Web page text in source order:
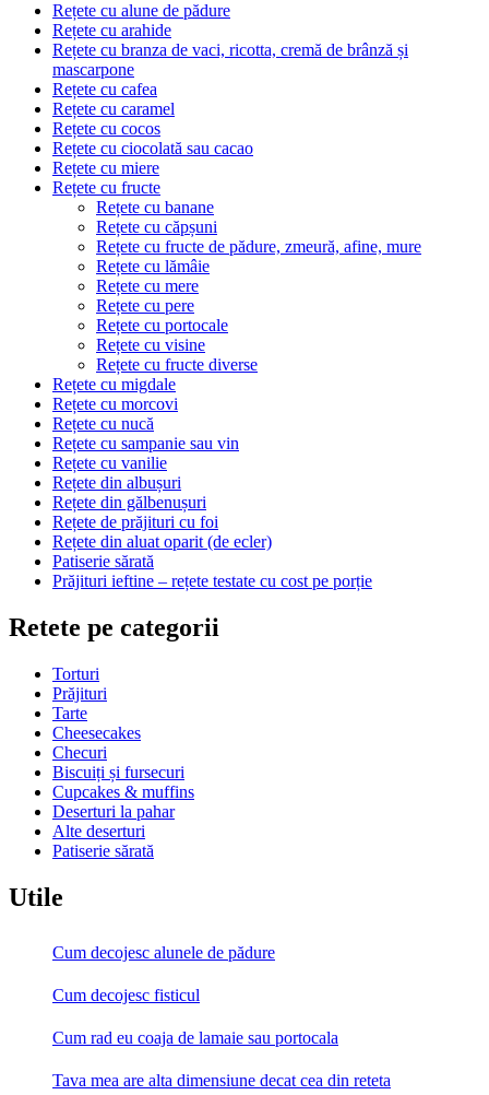
Rețete cu alune de pădure
Rețete cu arahide
Rețete cu branza de vaci, ricotta, cremă de brânză și
mascarpone
Rețete cu cafea
Rețete cu caramel
Rețete cu cocos
Rețete cu ciocolată sau cacao
Rețete cu miere
Rețete cu fructe
Rețete cu banane
Rețete cu căpșuni
Rețete cu fructe de pădure, zmeură, afine, mure
Rețete cu lămâie
Rețete cu mere
Rețete cu pere
Rețete cu portocale
Rețete cu visine
Rețete cu fructe diverse
Rețete cu migdale
Rețete cu morcovi
Rețete cu nucă
Rețete cu sampanie sau vin
Rețete cu vanilie
Rețete din albușuri
Rețete din gălbenușuri
Rețete de prăjituri cu foi
Rețete din aluat oparit (de ecler)
Patiserie sărată
Prăjituri ieftine – rețete testate cu cost pe porție
Retete pe categorii
Torturi
Prăjituri
Tarte
Cheesecakes
Checuri
Biscuiți și fursecuri
Cupcakes & muffins
Deserturi la pahar
Alte deserturi
Patiserie sărată
Utile
Cum decojesc alunele de pădure
Cum decojesc fisticul
Cum rad eu coaja de lamaie sau portocala
Tava mea are alta dimensiune decat cea din reteta